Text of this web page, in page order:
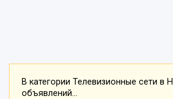
В категории Телевизионные сети в
объявлений...